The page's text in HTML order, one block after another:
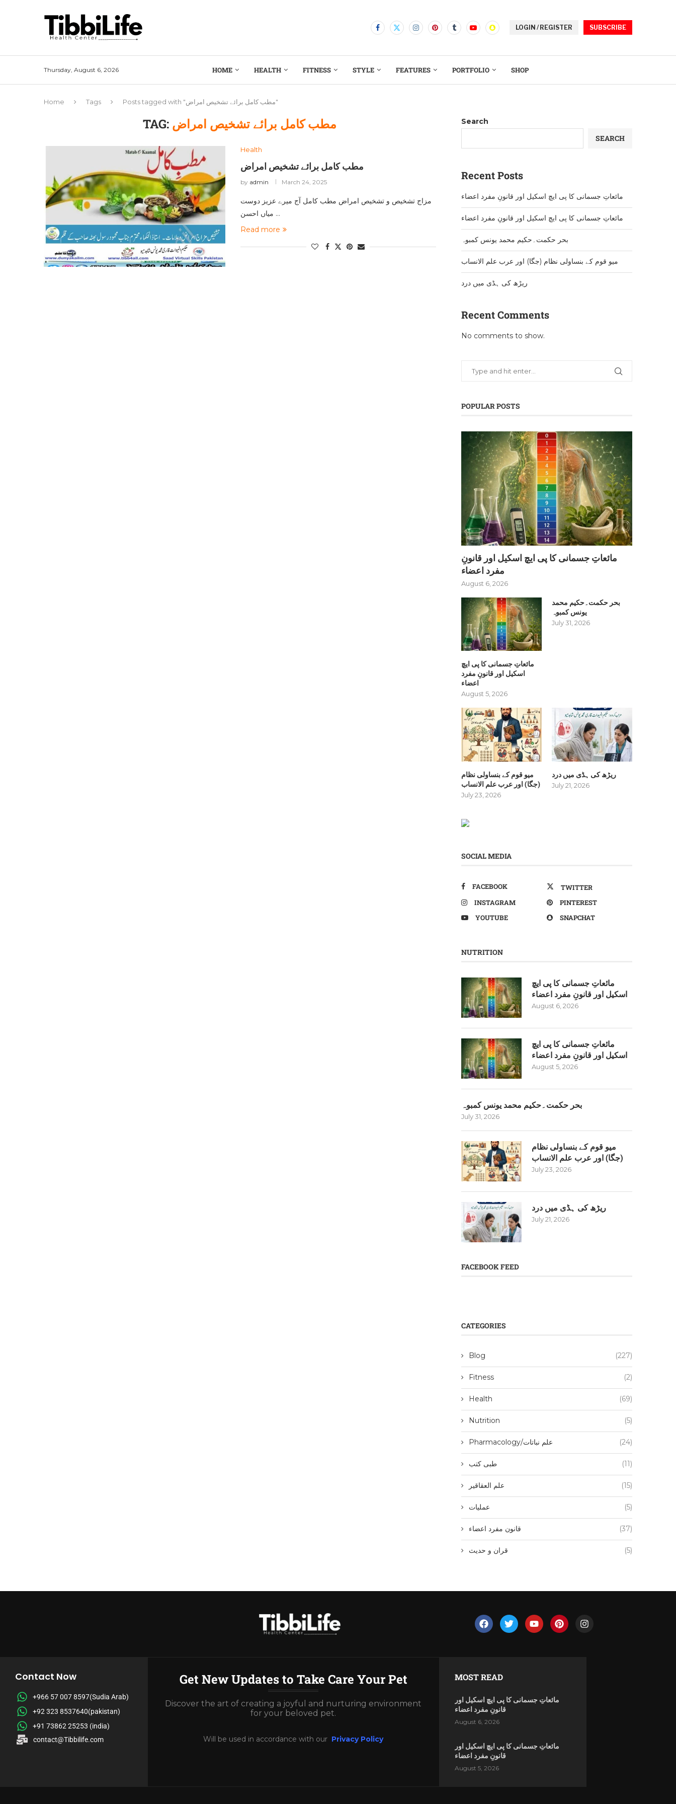
LOGIN / REGISTER SUBSCRIBE
Thursday, August 6, 2026 HOME HEALTH FITNESS STYLE FEATURES PORTFOLIO SHOP
Home Tags Posts tagged with "مطب کامل برائے تشخیص امراض"
TAG: مطب کامل برائے تشخیص امراض
Health
مطب کامل برائے تشخیص امراض
by admin March 24, 2025
مزاج تشخیص و تشخیص امراض مطب کامل آج میرے عزیز دوست
میاں احسن …
Read more
Search
SEARCH
Recent Posts
مائعاتِ جسمانی کا پی ایچ اسکیل اور قانونِ مفرد اعضاء
مائعاتِ جسمانی کا پی ایچ اسکیل اور قانونِ مفرد اعضاء
بحر حکمت۔حکیم محمد یونس کمبوہ
میو قوم کے بنساولی نظام (جگا) اور عرب علم الانساب
ریڑھ کی ہڈی میں درد
Recent Comments
No comments to show.
POPULAR POSTS
مائعاتِ جسمانی کا پی ایچ اسکیل اور قانونِ
مفرد اعضاء
August 6, 2026
مائعاتِ جسمانی کا پی ایچ
اسکیل اور قانونِ مفرد
اعضاء
August 5, 2026
بحر حکمت۔حکیم محمد
یونس کمبوہ
July 31, 2026
میو قوم کے بنساولی نظام
(جگا) اور عرب علم الانساب
July 23, 2026
ریڑھ کی ہڈی میں درد
July 21, 2026
SOCIAL MEDIA
FACEBOOK
TWITTER
INSTAGRAM
PINTEREST
YOUTUBE
SNAPCHAT
NUTRITION
مائعاتِ جسمانی کا پی ایچ
اسکیل اور قانونِ مفرد اعضاء
August 6, 2026
مائعاتِ جسمانی کا پی ایچ
اسکیل اور قانونِ مفرد اعضاء
August 5, 2026
بحر حکمت۔حکیم محمد یونس کمبوہ
July 31, 2026
میو قوم کے بنساولی نظام
(جگا) اور عرب علم الانساب
July 23, 2026
ریڑھ کی ہڈی میں درد
July 21, 2026
FACEBOOK FEED
CATEGORIES
Blog (227)
Fitness (2)
Health (69)
Nutrition (5)
Pharmacology/علم نباتات (24)
طبی کتب (11)
علم العقاقیر (15)
عملیات (5)
قانون مفرد اعضاء (37)
قران و حدیث (5)
Contact Now
+966 57 007 8597(Sudia Arab)
+92 323 8537640(pakistan)
+91 73862 25253 (india)
contact@Tibbilife.com
Get New Updates to Take Care Your Pet
Discover the art of creating a joyful and nurturing environment
for your beloved pet.
Will be used in accordance with our Privacy Policy
MOST READ
مائعاتِ جسمانی کا پی ایچ اسکیل اور
قانونِ مفرد اعضاء
August 6, 2026
مائعاتِ جسمانی کا پی ایچ اسکیل اور
قانونِ مفرد اعضاء
August 5, 2026